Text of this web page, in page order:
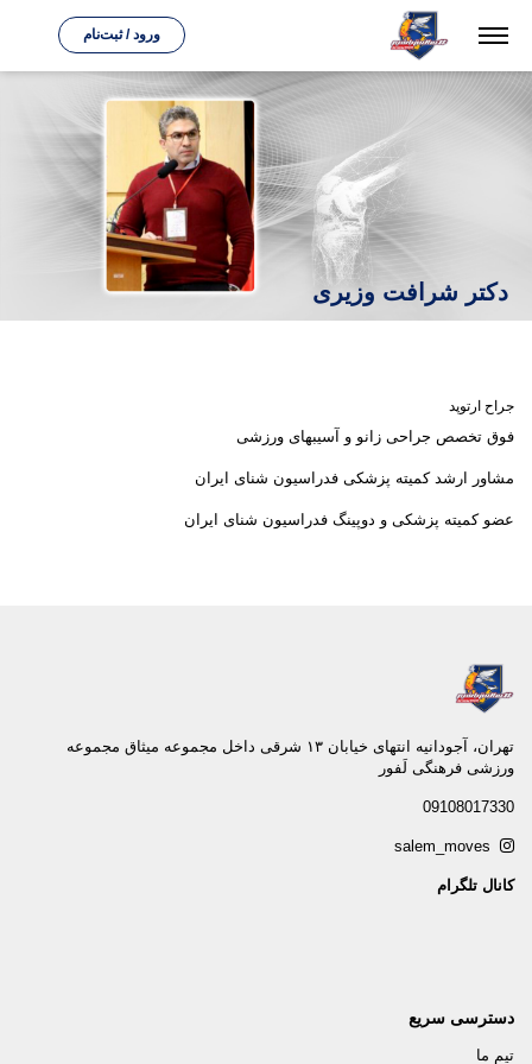
ورود / ثبت‌نام
دکتر شرافت وزیری
جراح ارتوپد
فوق تخصص جراحی زانو و آسیبهای ورزشی
مشاور ارشد کمیته پزشکی فدراسیون شنای ایران
عضو کمیته پزشکی و دوپینگ فدراسیون شنای ایران
تهران، آجودانيه انتهاى خيابان ١٣ شرقى داخل مجموعه ميثاق مجموعه
ورزشى فرهنگى لَفور
09108017330
کانال تلگرام
دسترسی سریع
تیم ما